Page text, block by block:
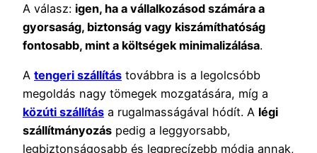
A válasz: igen, ha a vállalkozásod számára a
gyorsaság, biztonság vagy kiszámíthatóság
fontosabb, mint a költségek minimalizálása.
A tengeri szállítás továbbra is a legolcsóbb
megoldás nagy tömegek mozgatására, míg a
közúti szállítás a rugalmasságával hódít. A légi
szállítmányozás pedig a leggyorsabb,
legbiztonságosabb és legprecízebb módja annak,